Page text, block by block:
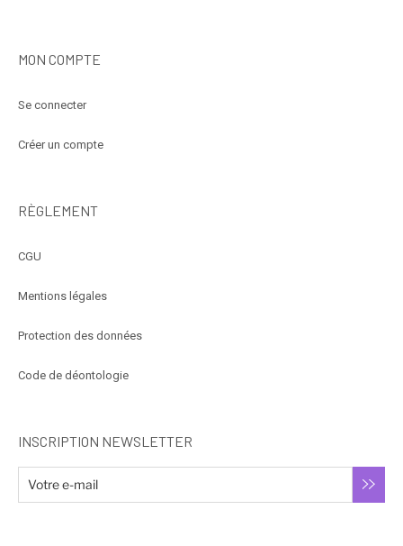
MON COMPTE
Se connecter
Créer un compte
RÈGLEMENT
CGU
Mentions légales
Protection des données
Code de déontologie
INSCRIPTION NEWSLETTER